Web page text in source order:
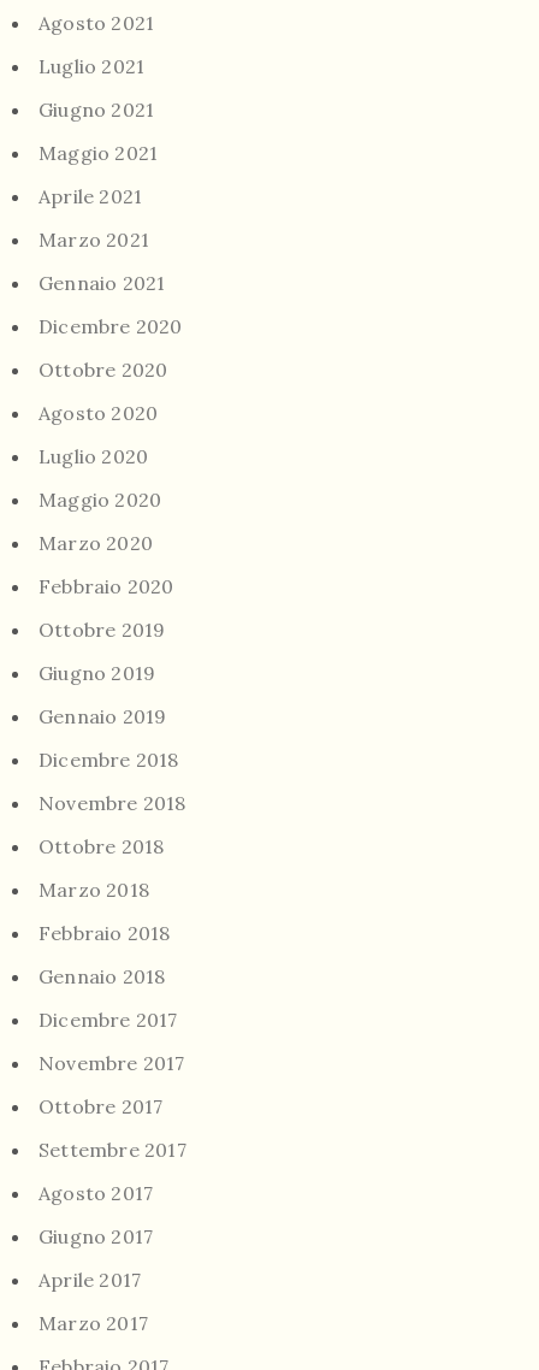
Agosto 2021
Luglio 2021
Giugno 2021
Maggio 2021
Aprile 2021
Marzo 2021
Gennaio 2021
Dicembre 2020
Ottobre 2020
Agosto 2020
Luglio 2020
Maggio 2020
Marzo 2020
Febbraio 2020
Ottobre 2019
Giugno 2019
Gennaio 2019
Dicembre 2018
Novembre 2018
Ottobre 2018
Marzo 2018
Febbraio 2018
Gennaio 2018
Dicembre 2017
Novembre 2017
Ottobre 2017
Settembre 2017
Agosto 2017
Giugno 2017
Aprile 2017
Marzo 2017